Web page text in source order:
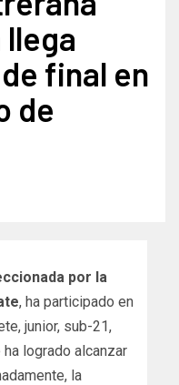
llega
final en
de
por la
, ha participado en
junior, sub-21,
logrado alcanzar
la